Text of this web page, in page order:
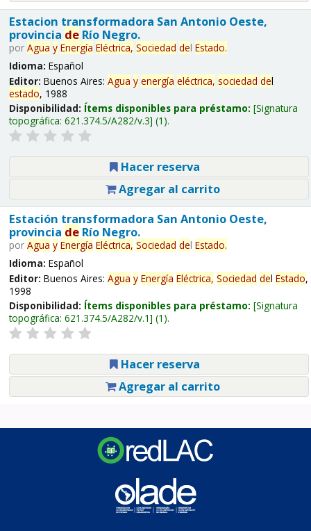
Estacion transformadora San Antonio Oeste,
provincia deRío Negro.
por Agua y Energía Eléctrica, Sociedad del Estado.
Idioma: Español
Editor: Buenos Aires: Agua y energía eléctrica, sociedad del
estado, 1988
Disponibilidad: Ítems disponibles para préstamo: Signatura
topográfica: 621.374.5/A282/v.3 (1).
Hacer reserva
Agregar al carrito
Estación transformadora San Antonio Oeste,
provincia deRío Negro.
por Agua y Energía Eléctrica, Sociedad del Estado.
Idioma: Español
Editor: Buenos Aires: Agua y Energía Eléctrica, Sociedad del Estado,
1998
Disponibilidad: Ítems disponibles para préstamo: Signatura
topográfica: 621.374.5/A282/v.1 (1).
Hacer reserva
Agregar al carrito